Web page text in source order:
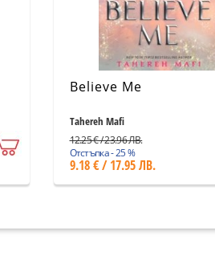
Believe Me
Tahereh Mafi
12.25 € / 23.96 ЛВ.
Отстъпка - 25 %
9.18 € / 17.95 ЛВ.